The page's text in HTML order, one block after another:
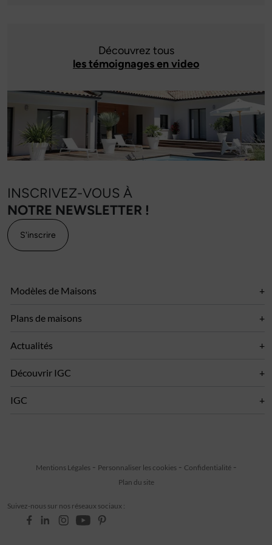
Découvrez tous
les témoignages en video
INSCRIVEZ-VOUS À
NOTRE NEWSLETTER !
S'inscrire
Modèles de Maisons
Plans de maisons
Actualités
Découvrir IGC
IGC
Suivez-nous sur nos réseaux sociaux :
Mentions Légales Personnaliser les cookies
Confidentialité
Plan du site